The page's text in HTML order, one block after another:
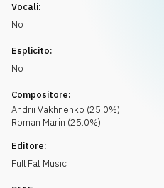
Vocali:
No
Esplicito:
No
Compositore:
Andrii Vakhnenko (25.0%)
Roman Marin (25.0%)
Editore:
Full Fat Music